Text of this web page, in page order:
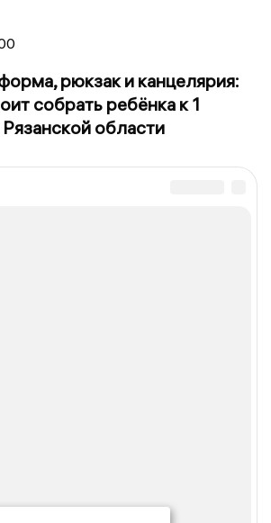
рюкзак и канцелярия:
собрать ребёнка к 1
области